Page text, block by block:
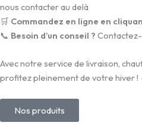
nous contacter au delà
🛒 Commandez en ligne en
📞 Besoin d’un conseil ?
Avec notre service de livraison,
profitez pleinement de votre hiver !
Nos produits